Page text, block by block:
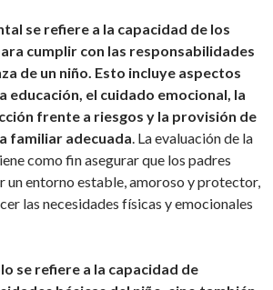
se refiere a la capacidad de los
cumplir con las responsabilidades
de un niño. Esto incluye aspectos
educación, el cuidado emocional, la
frente a riesgos y la provisión de
familiar adecuada. La evaluación de la
como fin asegurar que los padres
un entorno estable, amoroso y protector,
las necesidades físicas y emocionales
se refiere a la capacidad de